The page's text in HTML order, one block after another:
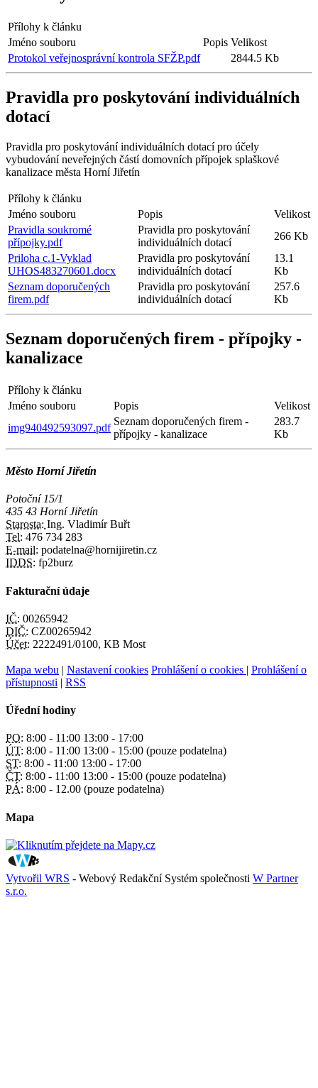
Přílohy k článku
Jméno souboru
Popis Velikost
Protokol veřejnosprávní kontrola SFŽP.pdf
2844.5 Kb
Pravidla pro poskytování individuálních
dotací
Pravidla pro poskytování individuálních dotací pro účely
vybudování neveřejných částí domovních přípojek splaškové
kanalizace města Horní Jiřetín
Přílohy k článku
Jméno souboru
Popis
Velikost
Pravidla soukromé
přípojky.pdf
Pravidla pro poskytování
individuálních dotací
266 Kb
Priloha c.1-Vyklad
UHOS483270601.docx
Pravidla pro poskytování
individuálních dotací
13.1
Kb
Seznam doporučených
firem.pdf
Pravidla pro poskytování
individuálních dotací
257.6
Kb
Seznam doporučených firem - přípojky -
kanalizace
Přílohy k článku
Jméno souboru
Popis
Velikost
img940492593097.pdf
Seznam doporučených firem -
přípojky - kanalizace
283.7
Kb
Město Horní Jiřetín
Potoční 15/1
435 43 Horní Jiřetín
Starosta: Ing. Vladimír Buřt
Tel: 476 734 283
E-mail: podatelna@hornijiretin.cz
IDDS: fp2burz
Fakturační údaje
IČ: 00265942
DIČ: CZ00265942
Účet: 2222491/0100, KB Most
Mapa webu | Nastavení cookies Prohlášení o cookies | Prohlášení o
přístupnosti | RSS
Úřední hodiny
PO: 8:00 - 11:00 13:00 - 17:00
ÚT: 8:00 - 11:00 13:00 - 15:00 (pouze podatelna)
ST: 8:00 - 11:00 13:00 - 17:00
ČT: 8:00 - 11:00 13:00 - 15:00 (pouze podatelna)
PÁ: 8:00 - 12.00 (pouze podatelna)
Mapa
Vytvořil WRS - Webový Redakční Systém společnosti W Partner
s.r.o.